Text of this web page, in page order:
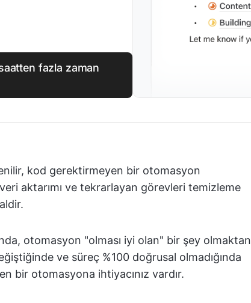
fazla zaman
kod gerektirmeyen bir otomasyon
aktarımı ve tekrarlayan görevleri temizleme
otomasyon "olması iyi olan" bir şey olmaktan
ve süreç %100 doğrusal olmadığında
bir otomasyona ihtiyacınız vardır.